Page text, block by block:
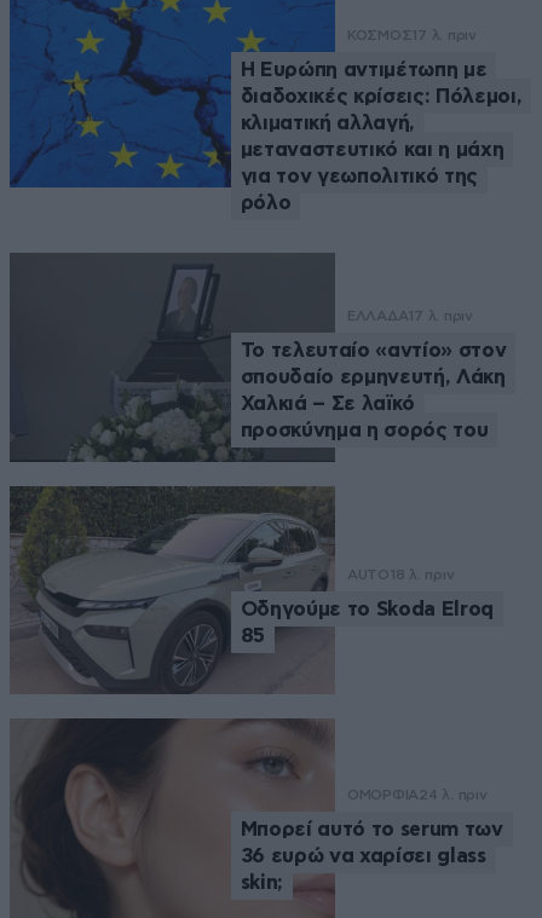
ΚΟΣΜΟΣ 17 λ. πριν
Η Ευρώπη αντιμέτωπη με
διαδοχικές κρίσεις: Πόλεμοι,
κλιματική αλλαγή,
μεταναστευτικό και η μάχη
για τον γεωπολιτικό της
ρόλο
ΕΛΛΑΔΑ 17 λ. πριν
Το τελευταίο «αντίο» στον
σπουδαίο ερμηνευτή, Λάκη
Χαλκιά – Σε λαϊκό
προσκύνημα η σορός του
AUTO 18 λ. πριν
Οδηγούμε το Skoda Elroq
85
ΟΜΟΡΦΙΑ24 λ. πριν
Μπορεί αυτό το serum των
36 ευρώ να χαρίσει glass
skin;